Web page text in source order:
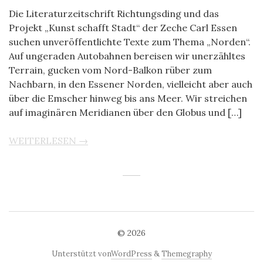
Die Literaturzeitschrift Richtungsding und das
Projekt „Kunst schafft Stadt“ der Zeche Carl Essen
suchen unveröffentlichte Texte zum Thema „Norden“.
Auf ungeraden Autobahnen bereisen wir unerzähltes
Terrain, gucken vom Nord-Balkon rüber zum
Nachbarn, in den Essener Norden, vielleicht aber auch
über die Emscher hinweg bis ans Meer. Wir streichen
auf imaginären Meridianen über den Globus und […]
WEITERLESEN →
© 2026
Unterstützt vonWordPress &Themegraphy